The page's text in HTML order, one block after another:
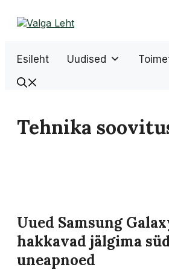
sisu
Esileht Uudised
Tehnika
Uued Samsung
hakkavad jälgima
uneapnoed